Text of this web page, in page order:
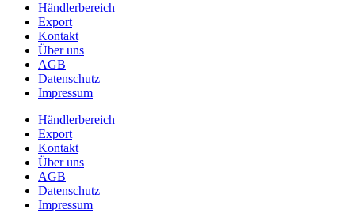
Händlerbereich
Export
Kontakt
Über uns
AGB
Datenschutz
Impressum
Händlerbereich
Export
Kontakt
Über uns
AGB
Datenschutz
Impressum